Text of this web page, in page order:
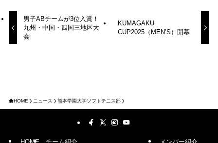
男子ABチームが3位入賞！
九州・中国・四国三地区大
会
KUMAGAKU
CUP2025（MEN’S）開幕
HOME ニュース 熊本学園大学ソフトテニス部